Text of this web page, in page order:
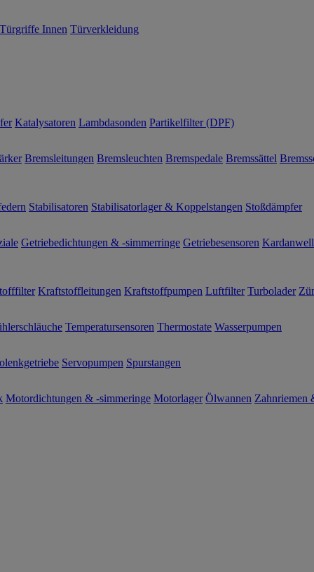
Türgriffe Innen Türverkleidung
Katalysatoren Lambdasonden Partikelfilter (DPF)
Bremsleitungen Bremsleuchten Bremspedale Bremssättel
Stabilisatoren Stabilisatorlager & Koppelstangen Stoßdämpfer
Getriebedichtungen & -simmerringe Getriebesensoren
Kraftstoffleitungen Kraftstoffpumpen Luftfilter Turbolader
Temperatursensoren Thermostate Wasserpumpen
Servopumpen Spurstangen
Motordichtungen & -simmeringe Motorlager Ölwannen Zahnriemen